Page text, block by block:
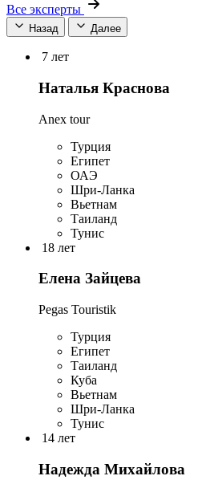
Все эксперты
Назад Далее
7 лет
Наталья Краснова
Anex tour
Турция
Египет
ОАЭ
Шри-Ланка
Вьетнам
Таиланд
Тунис
18 лет
Елена Зайцева
Pegas Touristik
Турция
Египет
Таиланд
Куба
Вьетнам
Шри-Ланка
Тунис
14 лет
Надежда Михайлова